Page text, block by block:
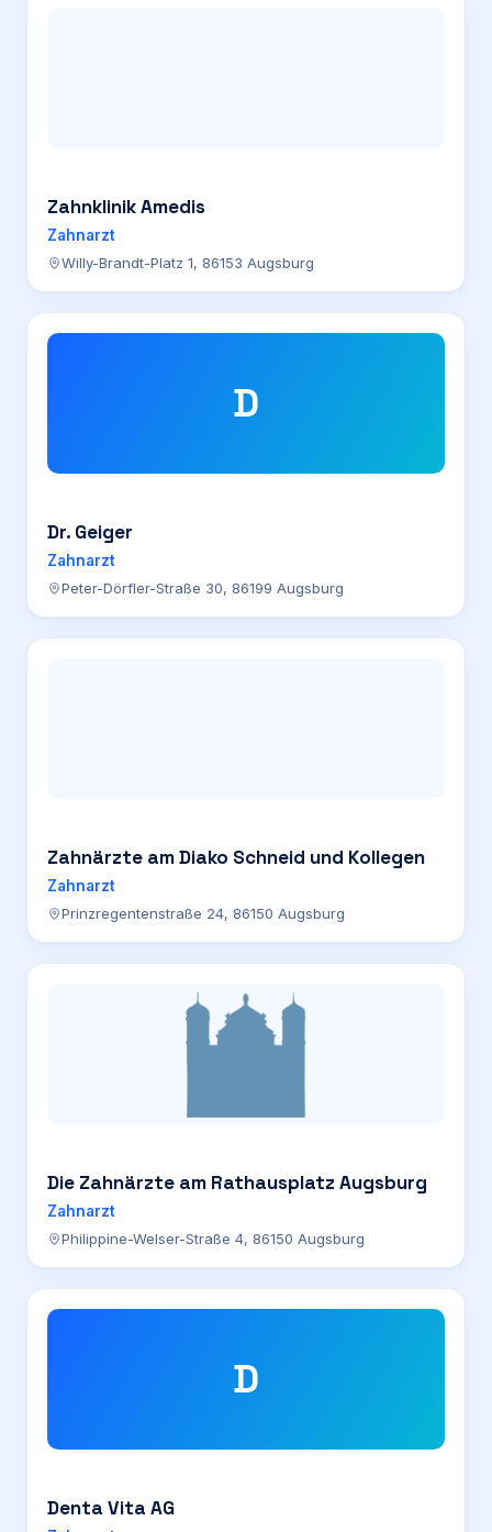
Zahnklinik Amedis
Zahnarzt
Willy-Brandt-Platz 1, 86153 Augsburg
D
Dr. Geiger
Zahnarzt
Peter-Dörfler-Straße 30, 86199 Augsburg
Zahnärzte am Diako Schneid und Kollegen
Zahnarzt
Prinzregentenstraße 24, 86150 Augsburg
Die Zahnärzte am Rathausplatz Augsburg
Zahnarzt
Philippine-Welser-Straße 4, 86150 Augsburg
D
Denta Vita AG